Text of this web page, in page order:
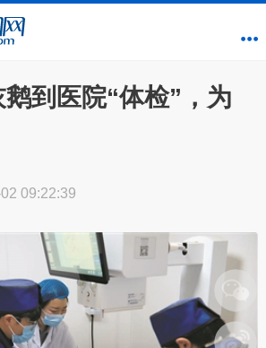
到医院“体检”，为
09:22:39